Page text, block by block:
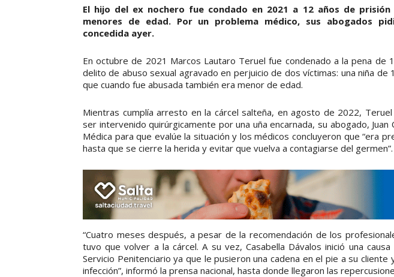
El hijo del ex nochero fue condado en 2021 a 12 años de
menores de edad. Por un problema médico, sus abogados
concedida ayer.
En octubre de 2021 Marcos Lautaro Teruel fue condenado a la pena de
delito de abuso sexual agravado en perjuicio de dos víctimas: una niña de
que cuando fue abusada también era menor de edad.
Mientras cumplía arresto en la cárcel salteña, en agosto de 2022,
ser intervenido quirúrgicamente por una uña encarnada, su abogado, Juan
Médica para que evalúe la situación y los médicos concluyeron que “era
hasta que se cierre la herida y evitar que vuelva a contagiarse del germen”.
“Cuatro meses después, a pesar de la recomendación de los
tuvo que volver a la cárcel. A su vez, Casabella Dávalos inició una
Servicio Penitenciario ya que le pusieron una cadena en el pie a su
infección”, informó la prensa nacional, hasta donde llegaron las